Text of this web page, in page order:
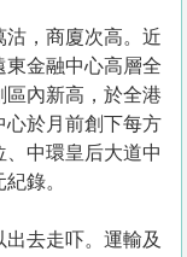
沽，商廈次高。近
金融中心高層全
區內新高，於全港
心於月前創下每方
中環皇后大道中
錄。
出去走吓。運輸及